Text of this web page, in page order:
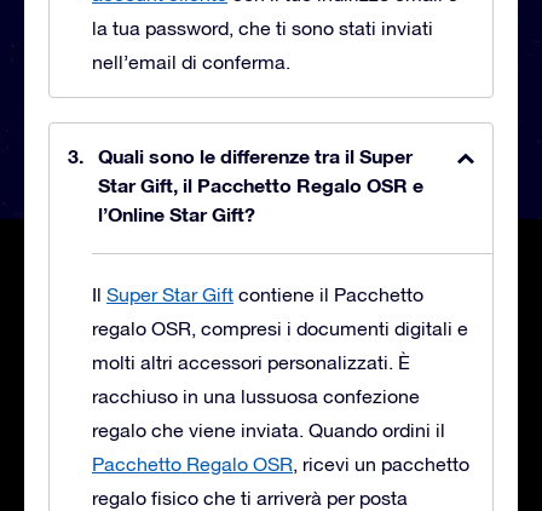
la tua password, che ti sono stati inviati
nell’email di conferma.
Quali sono le differenze tra il Super
Star Gift, il Pacchetto Regalo OSR e
l’Online Star Gift?
Il Super Star Gift contiene il Pacchetto
regalo OSR, compresi i documenti digitali e
molti altri accessori personalizzati. È
racchiuso in una lussuosa confezione
regalo che viene inviata. Quando ordini il
Pacchetto Regalo OSR, ricevi un pacchetto
regalo fisico che ti arriverà per posta